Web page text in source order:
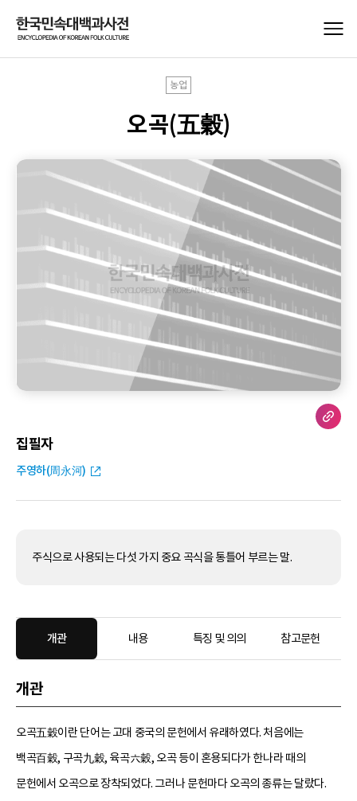
농업
오곡(五穀)
집필자
주영하(周永河)
주식으로 사용되는 다섯 가지 중요 곡식을 통틀어 부르는 말.
개관 내용 특징 및 의의 참고문헌
개관
오곡五穀이란 단어는 고대 중국의 문헌에서 유래하였다. 처음에는
백곡百穀, 구곡九穀, 육곡六穀, 오곡 등이 혼용되다가 한나라 때의
문헌에서 오곡으로 장착되었다. 그러나 문헌마다 오곡의 종류는 달랐다.